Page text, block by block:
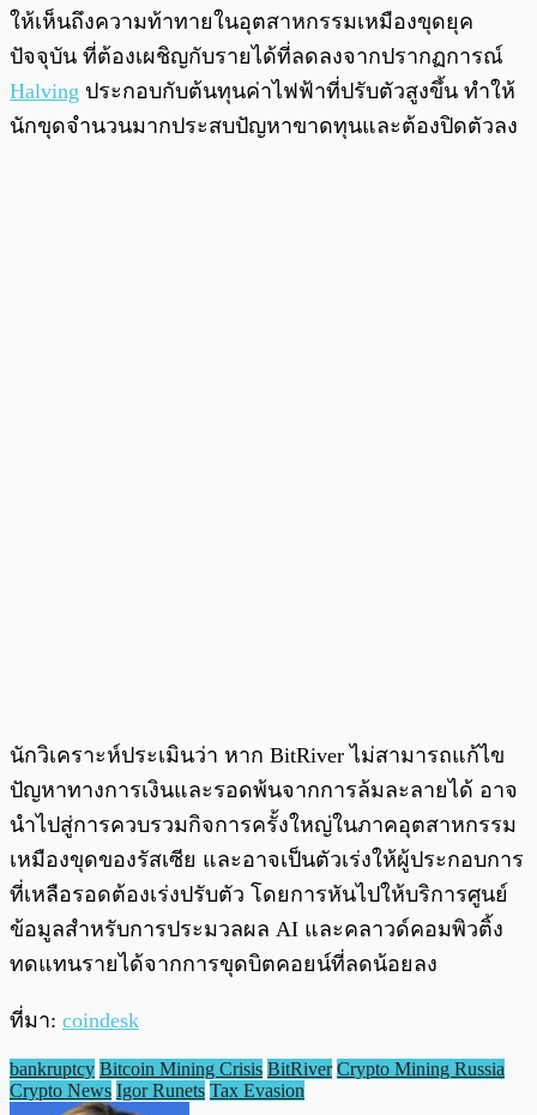
ให้เห็นถึงความท้าทายในอุตสาหกรรมเหมืองขุดยุค
ปัจจุบัน ที่ต้องเผชิญกับรายได้ที่ลดลงจากปรากฏการณ์
Halving ประกอบกับต้นทุนค่าไฟฟ้าที่ปรับตัวสูงขึ้น ทำให้
นักขุดจำนวนมากประสบปัญหาขาดทุนและต้องปิดตัวลง
นักวิเคราะห์ประเมินว่า หาก BitRiver ไม่สามารถแก้ไข
ปัญหาทางการเงินและรอดพ้นจากการล้มละลายได้ อาจ
นำไปสู่การควบรวมกิจการครั้งใหญ่ในภาคอุตสาหกรรม
เหมืองขุดของรัสเซีย และอาจเป็นตัวเร่งให้ผู้ประกอบการ
ที่เหลือรอดต้องเร่งปรับตัว โดยการหันไปให้บริการศูนย์
ข้อมูลสำหรับการประมวลผล AI และคลาวด์คอมพิวติ้ง
ทดแทนรายได้จากการขุดบิตคอยน์ที่ลดน้อยลง
ที่มา: coindesk
bankruptcy Bitcoin Mining Crisis BitRiver Crypto Mining Russia
Crypto News Igor Runets Tax Evasion